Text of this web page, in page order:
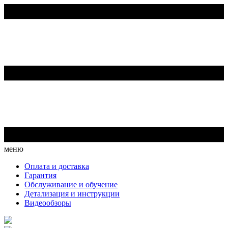
меню
Оплата и доставка
Гарантия
Обслуживание и обучение
Детализация и инструкции
Видеообзоры